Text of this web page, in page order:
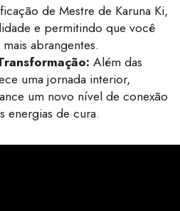
de Mestre de Karuna Ki,
e permitindo que você
abrangentes.
Além das
uma jornada interior,
um novo nível de conexão
energias de cura.